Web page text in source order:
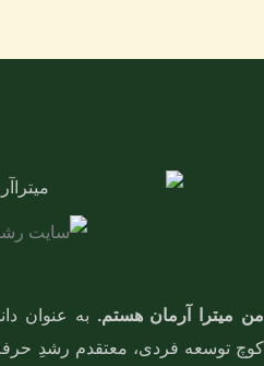
من میترا آرمان هستم. به عنوان
کوچ توسعه فردی، معتقدم رشدِ